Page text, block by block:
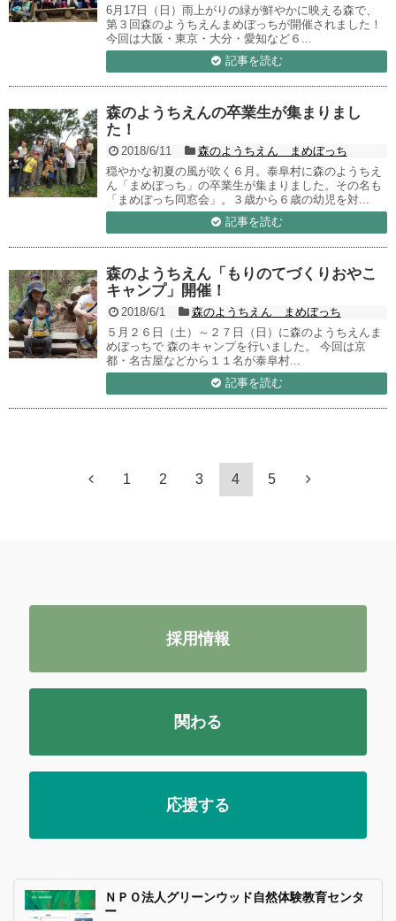
6月17日（日）雨上がりの緑が鮮やかに映える森で、
第３回森のようちえんまめぼっちが開催されました！
今回は大阪・東京・大分・愛知など６...
記事を読む
森のようちえんの卒業生が集まりまし
た！
2018/6/11
森のようちえん まめぼっち
穏やかな初夏の風が吹く６月。泰阜村に森のようちえ
ん「まめぼっち」の卒業生が集まりました。その名も
「まめぼっち同窓会」。３歳から６歳の幼児を対...
記事を読む
森のようちえん「もりのてづくりおやこ
キャンプ」開催！
2018/6/1
森のようちえん まめぼっち
５月２６日（土）～２７日（日）に森のようちえんま
めぼっちで 森のキャンプを行いました。 今回は京
都・名古屋などから１１名が泰阜村...
記事を読む
1 2 3 4 5
採用情報
関わる
応援する
ＮＰＯ法人グリーンウッド自然体験教育センタ
ー